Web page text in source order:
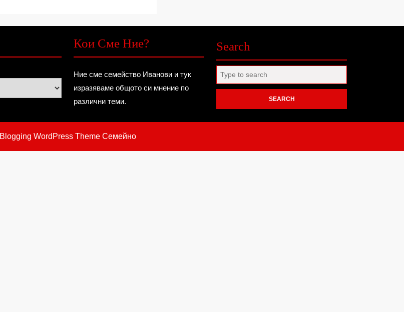
Кои Сме Ние?
Ние сме семейство Иванови и тук
изразяваме общото си мнение по
различни теми.
Search
for:
Blogging WordPress ThemeСемейно